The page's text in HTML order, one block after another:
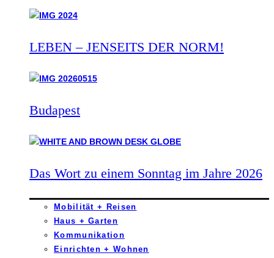
LEBEN – JENSEITS DER NORM!
Budapest
Das Wort zu einem Sonntag im Jahre 2026
Mobilität + Reisen
Haus + Garten
Kommunikation
Einrichten + Wohnen